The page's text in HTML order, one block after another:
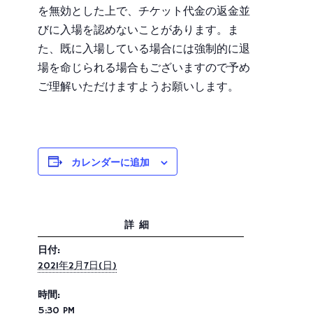
を無効とした上で、チケット代金の返金並
びに入場を認めないことがあります。ま
た、既に入場している場合には強制的に退
場を命じられる場合もございますので予め
ご理解いただけますようお願いします。
カレンダーに追加
詳細
日付:
2021年2月7日(日)
時間:
5:30 PM